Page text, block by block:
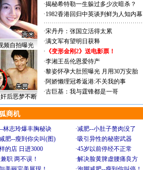
频自拍曝光
后恶梦不断
·揭秘希特勒一生躲过多少次暗杀？
·1982香港回归中英谈判鲜为人知内幕
·宋丹丹：张国立活得太累
·满文军有望明日获释
· 《变形金刚2》送电影票！
·李湘王岳伦恩爱待产
·黎姿怀孕大肚照曝光 月用30万安胎
·阿娇懒理冠希返港:不关我的事
·古巨基：我与霆锋都是一哥
商机
林志玲爆丰胸秘诀 ·减肥--小肚子赘肉没了
肥--瘦到你尖叫(图) ·吸引异性的秘密武器
的店 日进3000 ·45岁以前停经不正常
职 两不误！ ·解决脸黄脾虚腰痛良方